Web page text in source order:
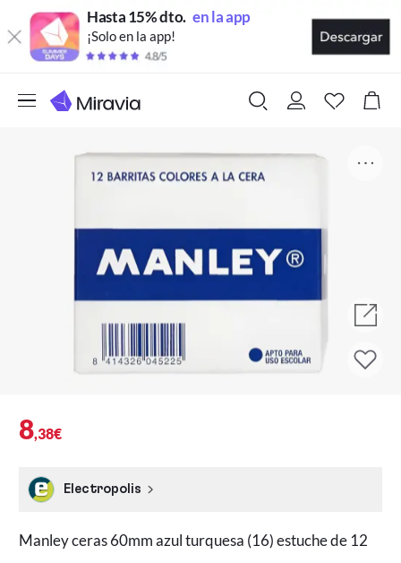
Hasta 15% dto. en la app
¡Solo en la app!
8,38€
Electropolis
Manley ceras 60mm azul turquesa (16) estuche de 12